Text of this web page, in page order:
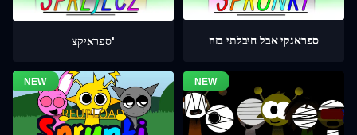
ספראיקצ' ספראנקי אבל חיבלתי בזה